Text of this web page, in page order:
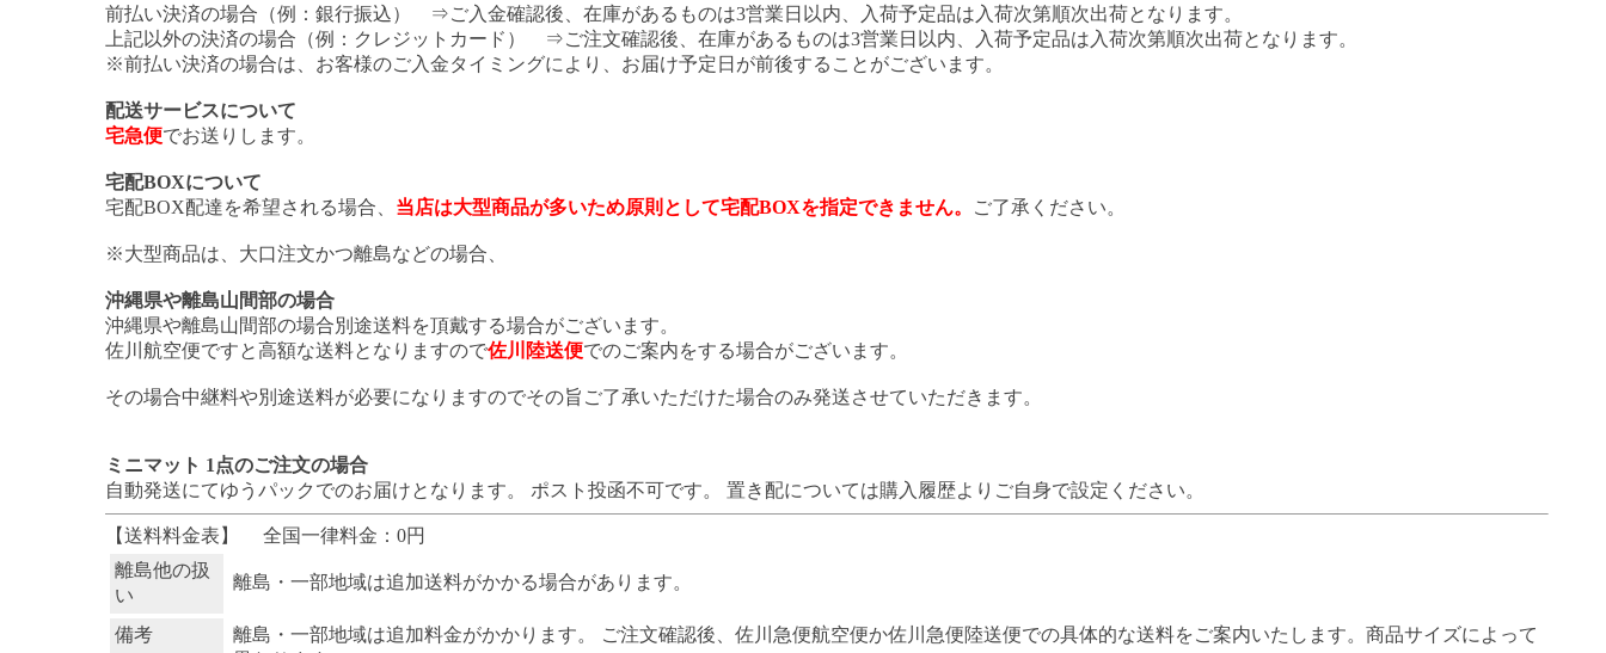
前払い決済の場合（例：銀行振込） ⇒ご入金確認後、在庫があるものは3営業日以内、入荷予定品は入荷次第順次出荷となります。
上記以外の決済の場合（例：クレジットカード） ⇒ご注文確認後、在庫があるものは3営業日以内、入荷予定品は入荷次第順次出荷となります。
※前払い決済の場合は、お客様のご入金タイミングにより、お届け予定日が前後することがございます。
配送サービスについて
宅急便でお送りします。
宅配BOXについて
宅配BOX配達を希望される場合、 当店は大型商品が多いため原則として宅配BOXを指定できません。 ご了承ください。
※大型商品は、大口注文かつ離島などの場合、
沖縄県や離島山間部の場合
沖縄県や離島山間部の場合別途送料を頂戴する場合がございます。
佐川航空便ですと高額な送料となりますので佐川陸送便でのご案内をする場合がございます。
その場合中継料や別途送料が必要になりますのでその旨ご了承いただけた場合のみ発送させていただきます。
ミニマット 1点のご注文の場合
自動発送にてゆうパックでのお届けとなります。 ポスト投函不可です。 置き配については購入履歴よりご自身で設定ください。
【送料料金表】
全国一律料金：0円
離島他の扱
い
離島・一部地域は追加送料がかかる場合があります。
備考
離島・一部地域は追加料金がかかります。 ご注文確認後、佐川急便航空便か佐川急便陸送便での具体的な送料をご案内いたします。商品サイズによって